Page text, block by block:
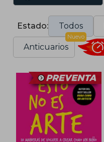
Estado: Todos
Anticuarios
Nuevo